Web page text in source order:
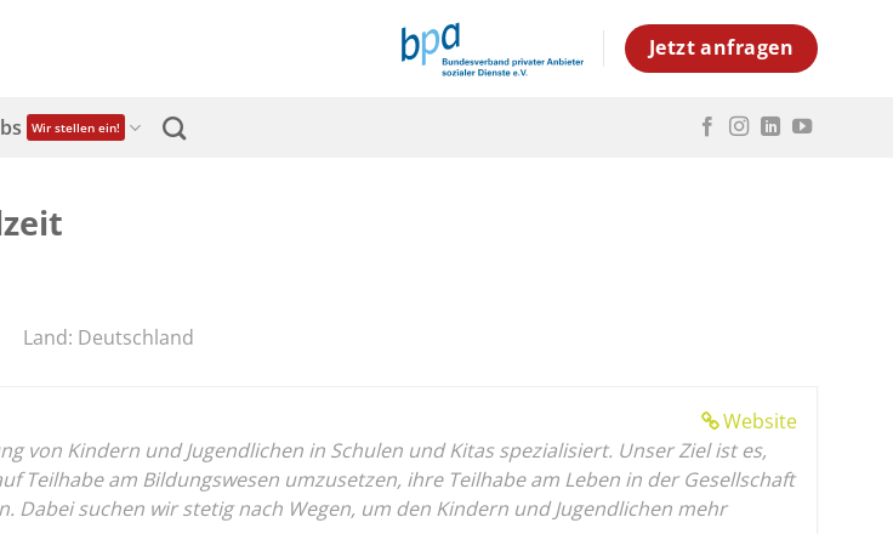
Jetzt anfragen
Wir stellen ein!
Land: Deutschland
Website
von Kindern und Jugendlichen in Schulen und Kitas spezialisiert. Unser Ziel ist es,
Teilhabe am Bildungswesen umzusetzen, ihre Teilhabe am Leben in der Gesellschaft
suchen wir stetig nach Wegen, um den Kindern und Jugendlichen mehr